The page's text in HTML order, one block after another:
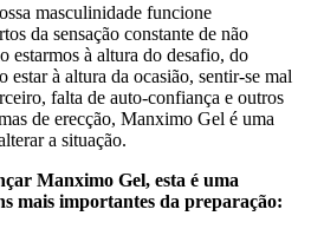
masculinidade funcione
da sensação constante de não
estarmos à altura do desafio, do
estar à altura da ocasião, sentir-se mal
falta de auto-confiança e outros
de erecção, Manximo Gel é uma
a situação.
Manximo Gel, esta é uma
mais importantes da preparação: